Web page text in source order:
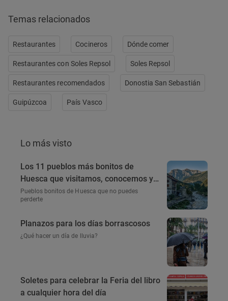
Temas relacionados
Restaurantes Cocineros Dónde comer
Restaurantes con Soles Repsol Soles Repsol
Restaurantes recomendados Donostia San Sebastián
Guipúzcoa País Vasco
Lo más visto
Los 11 pueblos más bonitos de
Huesca que visitamos, conocemos y
amamos
Pueblos bonitos de Huesca que no puedes
perderte
Planazos para los días borrascosos
¿Qué hacer un día de lluvia?
Soletes para celebrar la Feria del libro
a cualquier hora del día